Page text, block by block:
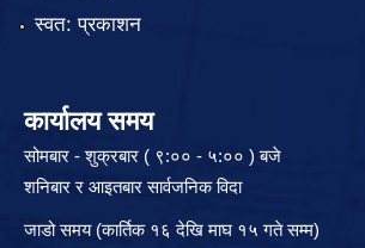
स्वत: प्रकाशन
कार्यालय समय
सोमबार - शुक्रबार ( ९:०० - ५:०० ) बजे
शनिबार र आइतबार सार्वजनिक विदा
जाडो समय (कार्तिक १६ देखि माघ १५ गते सम्म)